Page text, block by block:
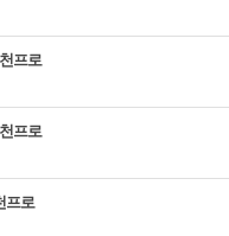
프로
프로
프로